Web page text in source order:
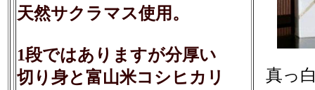
天然サクラマス使用。
1段ではありますが分厚い
切り身と富山米コシヒカリ
真っ